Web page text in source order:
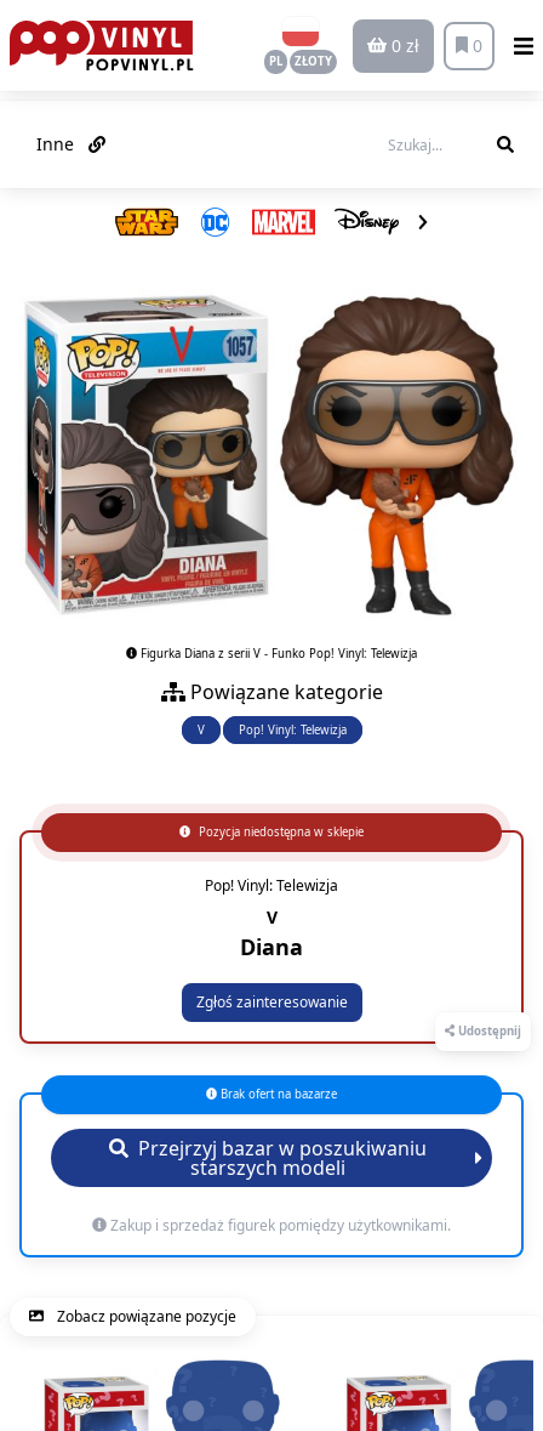
PL ZŁOTY
0 zł 0
Inne
Figurka Diana z serii V - Funko Pop! Vinyl: Telewizja
Powiązane kategorie
V Pop! Vinyl: Telewizja
Udostępnij
Pozycja niedostępna w sklepie
Pop! Vinyl: Telewizja
V
Diana
Zgłoś zainteresowanie
Brak ofert na bazarze
Przejrzyj bazar w poszukiwaniu
starszych modeli
Zakup i sprzedaż figurek pomiędzy użytkownikami.
Zobacz powiązane pozycje